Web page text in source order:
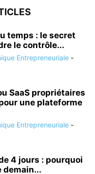
temps : le secret
le contrôle...
Entrepreneuriale -
SaaS propriétaires
une plateforme
Entrepreneuriale -
4 jours : pourquoi
demain...